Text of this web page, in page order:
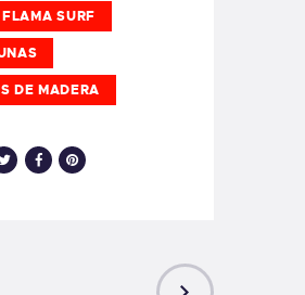
FLAMA SURF
DE MADERA